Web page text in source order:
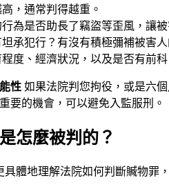
，通常判得越重。
為是否助長了竊盜等歪風，讓
承犯行？有沒有積極彌補被害
度、經濟狀況，以及是否有前
性 如果法院判您拘役，或是六
要的機會，可以避免入監服刑。
怎麼被判的？
體地理解法院如何判斷贓物罪